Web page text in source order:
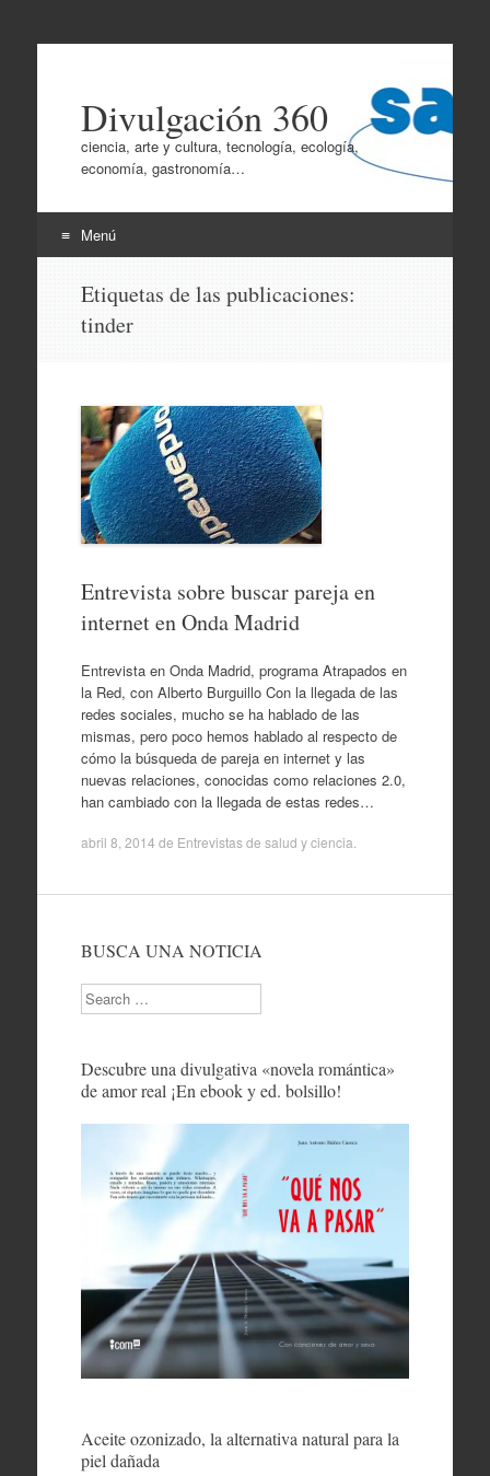
Divulgación 360
ciencia, arte y cultura, tecnología, ecología,
economía, gastronomía…
Menú
contenido
Etiquetas de las publicaciones:
tinder
Entrevista sobre buscar pareja en
internet en Onda Madrid
Entrevista en Onda Madrid, programa Atrapados en
la Red, con Alberto Burguillo Con la llegada de las
redes sociales, mucho se ha hablado de las
mismas, pero poco hemos hablado al respecto de
cómo la búsqueda de pareja en internet y las
nuevas relaciones, conocidas como relaciones 2.0,
han cambiado con la llegada de estas redes…
abril 8, 2014 de Entrevistas de salud y ciencia
BUSCA UNA NOTICIA
Search
Descubre una divulgativa «novela romántica»
de amor real ¡En ebook y ed. bolsillo!
Aceite ozonizado, la alternativa natural para la
piel dañada